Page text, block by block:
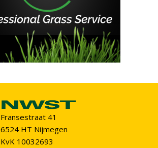
Fransestraat 41
6524 HT Nijmegen
KvK 10032693